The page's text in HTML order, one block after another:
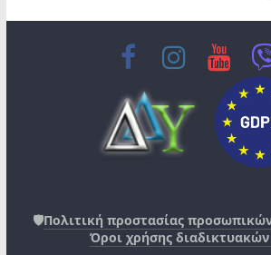
🛡️Πολιτική προστασίας
Όροι χρήσης